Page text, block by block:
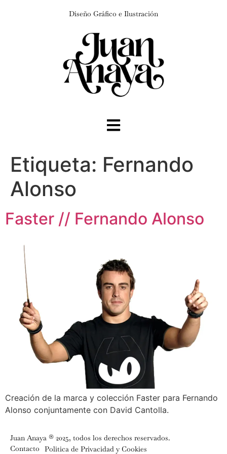
Diseño Gráfico e Ilustración
Etiqueta: Fernando
Alonso
Faster // Fernando Alonso
Creación de la marca y colección Faster para Fernando
Alonso conjuntamente con David Cantolla.
Juan Anaya ® 2025, todos los derechos reservados.
Contacto
Politica de Privacidad y Cookies